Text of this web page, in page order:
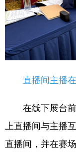
直播间主播
在线下展台前
上直播间与主播
直播间，并在赛